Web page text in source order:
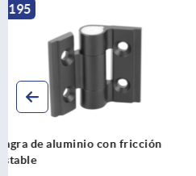
K0442
Bisagras de fundición inyectada
con función de sujeción